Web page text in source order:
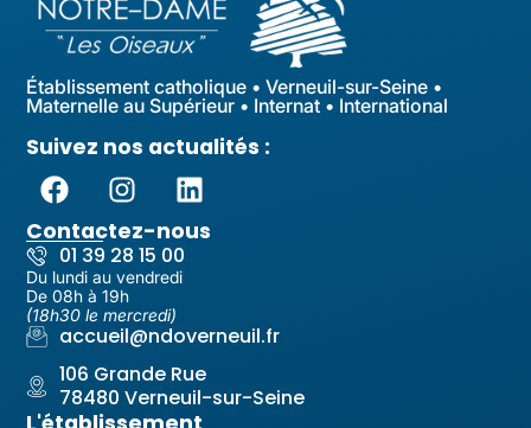
Établissement catholique • Verneuil-sur-Seine •
Maternelle au Supérieur • Internat • International
Suivez nos actualités :
Contactez-nous
01 39 28 15 00
Du lundi au vendredi
De 08h à 19h
(18h30 le mercredi)
accueil@ndoverneuil.fr
106 Grande Rue
78480 Verneuil-sur-Seine